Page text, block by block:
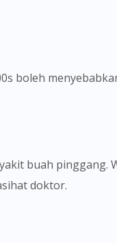
boleh
buah
doktor.